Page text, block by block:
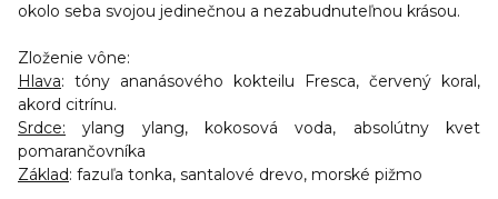
okolo seba svojou jedinečnou a nezabudnuteľnou krásou.
Zloženie vône:
Hlava: tóny ananásového kokteilu Fresca, červený koral,
akord citrínu.
Srdce: ylang ylang, kokosová voda, absolútny kvet
pomarančovníka
Základ: fazuľa tonka, santalové drevo, morské pižmo